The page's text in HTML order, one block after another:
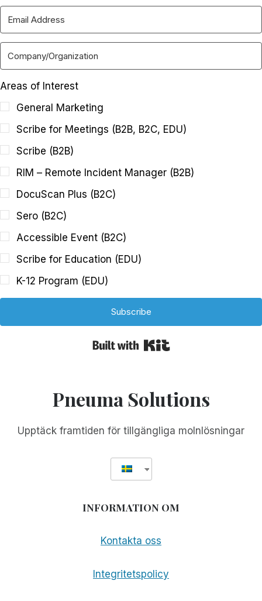
Areas of Interest
General Marketing
Scribe for Meetings (B2B, B2C, EDU)
Scribe (B2B)
RIM – Remote Incident Manager (B2B)
DocuScan Plus (B2C)
Sero (B2C)
Accessible Event (B2C)
Scribe for Education (EDU)
K-12 Program (EDU)
Subscribe
Pneuma Solutions
Upptäck framtiden för tillgängliga molnlösningar
INFORMATION OM
Kontakta oss
Integritetspolicy